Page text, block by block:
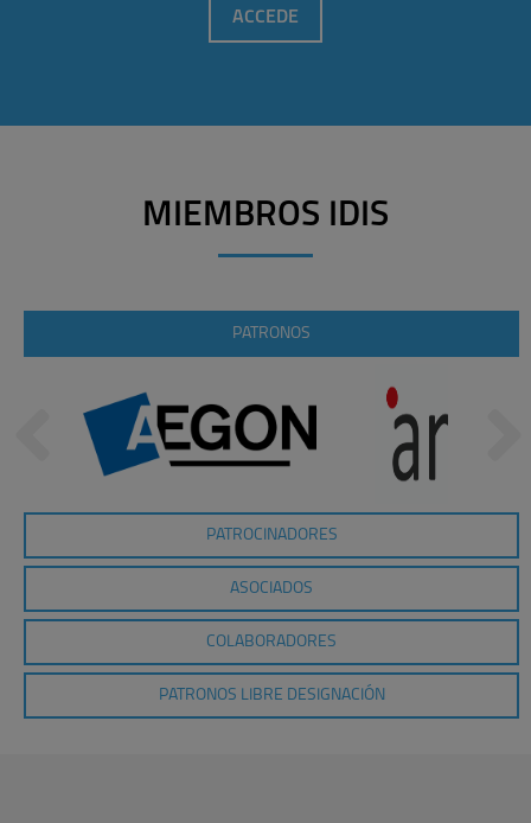
ACCEDE
MIEMBROS IDIS
PATRONOS
PATROCINADORES
ASOCIADOS
COLABORADORES
PATRONOS LIBRE DESIGNACIÓN